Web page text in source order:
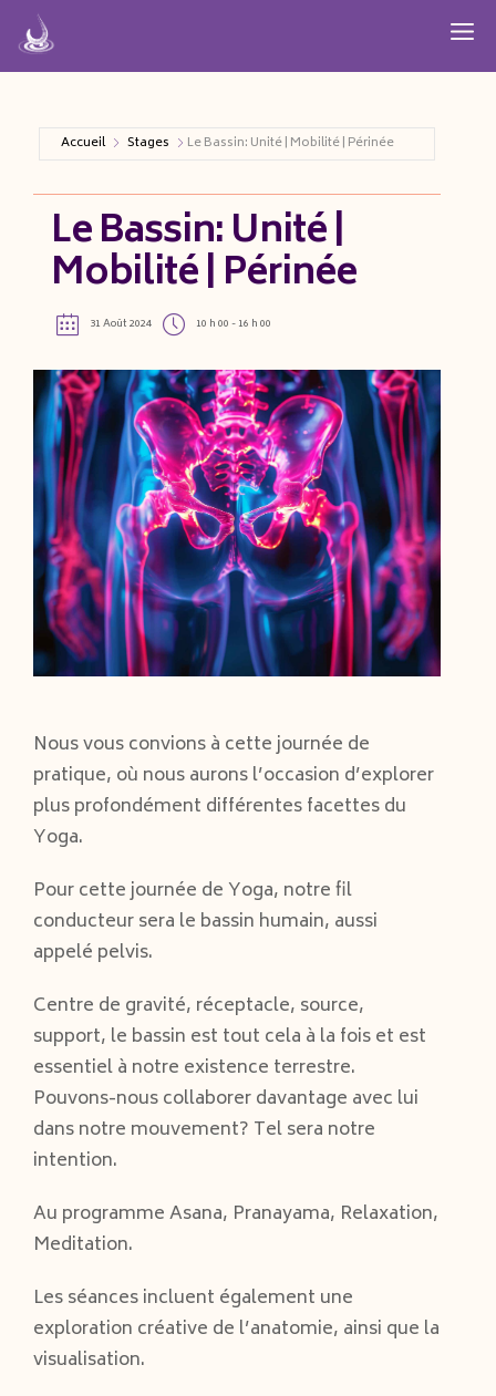
Aller
au
contenu
Accueil Stages Le Bassin: Unité | Mobilité | Périnée
Le Bassin: Unité |
Mobilité | Périnée
31 Août 2024 10 h 00 - 16 h 00
Nous vous convions à cette journée de
pratique, où nous aurons l’occasion d’explorer
plus profondément différentes facettes du
Yoga.
Pour cette journée de Yoga, notre fil
conducteur sera le bassin humain, aussi
appelé pelvis.
Centre de gravité, réceptacle, source,
support, le bassin est tout cela à la fois et est
essentiel à notre existence terrestre.
Pouvons-nous collaborer davantage avec lui
dans notre mouvement? Tel sera notre
intention.
Au programme Asana, Pranayama, Relaxation,
Meditation.
Les séances incluent également une
exploration créative de l’anatomie, ainsi que la
visualisation.